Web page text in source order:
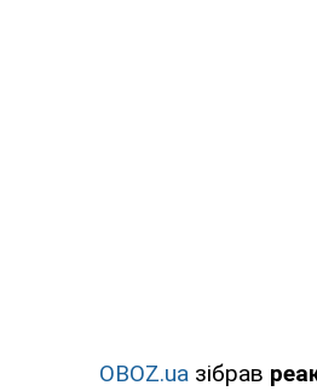
OBOZ.ua зібрав